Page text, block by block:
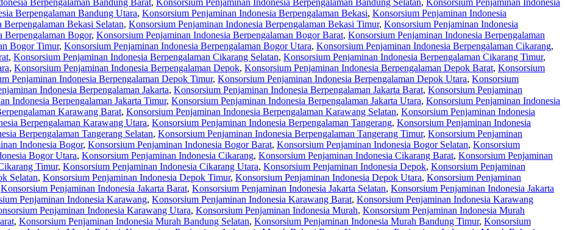
Berpengalaman Bandung Barat, Konsorsium Penjaminan Indonesia Berpengalaman Bandung Selatan, Konsorsium Penjaminan Indonesia
Berpengalaman Bandung Utara, Konsorsium Penjaminan Indonesia Berpengalaman Bekasi, Konsorsium Penjaminan Indonesia
Bekasi Selatan, Konsorsium Penjaminan Indonesia Berpengalaman Bekasi Timur, Konsorsium Penjaminan Indonesia
Berpengalaman Bogor, Konsorsium Penjaminan Indonesia Berpengalaman Bogor Barat, Konsorsium Penjaminan Indonesia Berpengalaman
Bogor Timur, Konsorsium Penjaminan Indonesia Berpengalaman Bogor Utara, Konsorsium Penjaminan Indonesia Berpengalaman Cikarang,
, Konsorsium Penjaminan Indonesia Berpengalaman Cikarang Selatan, Konsorsium Penjaminan Indonesia Berpengalaman Cikarang Timur,
, Konsorsium Penjaminan Indonesia Berpengalaman Depok, Konsorsium Penjaminan Indonesia Berpengalaman Depok Barat, Konsorsium
Penjaminan Indonesia Berpengalaman Depok Timur, Konsorsium Penjaminan Indonesia Berpengalaman Depok Utara, Konsorsium
Indonesia Berpengalaman Jakarta, Konsorsium Penjaminan Indonesia Berpengalaman Jakarta Barat, Konsorsium Penjaminan
Indonesia Berpengalaman Jakarta Timur, Konsorsium Penjaminan Indonesia Berpengalaman Jakarta Utara, Konsorsium Penjaminan Indonesia
Karawang Barat, Konsorsium Penjaminan Indonesia Berpengalaman Karawang Selatan, Konsorsium Penjaminan Indonesia
Berpengalaman Karawang Utara, Konsorsium Penjaminan Indonesia Berpengalaman Tangerang, Konsorsium Penjaminan Indonesia
Berpengalaman Tangerang Selatan, Konsorsium Penjaminan Indonesia Berpengalaman Tangerang Timur, Konsorsium Penjaminan
Indonesia Bogor, Konsorsium Penjaminan Indonesia Bogor Barat, Konsorsium Penjaminan Indonesia Bogor Selatan, Konsorsium
Bogor Utara, Konsorsium Penjaminan Indonesia Cikarang, Konsorsium Penjaminan Indonesia Cikarang Barat, Konsorsium Penjaminan
Timur, Konsorsium Penjaminan Indonesia Cikarang Utara, Konsorsium Penjaminan Indonesia Depok, Konsorsium Penjaminan
Selatan, Konsorsium Penjaminan Indonesia Depok Timur, Konsorsium Penjaminan Indonesia Depok Utara, Konsorsium Penjaminan
Konsorsium Penjaminan Indonesia Jakarta Barat, Konsorsium Penjaminan Indonesia Jakarta Selatan, Konsorsium Penjaminan Indonesia Jakarta
Penjaminan Indonesia Karawang, Konsorsium Penjaminan Indonesia Karawang Barat, Konsorsium Penjaminan Indonesia Karawang
Penjaminan Indonesia Karawang Utara, Konsorsium Penjaminan Indonesia Murah, Konsorsium Penjaminan Indonesia Murah
, Konsorsium Penjaminan Indonesia Murah Bandung Selatan, Konsorsium Penjaminan Indonesia Murah Bandung Timur, Konsorsium